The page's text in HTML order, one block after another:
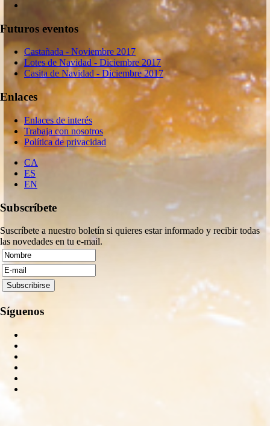
Futuros eventos
Castañada - Noviembre 2017
Lotes de Navidad - Diciembre 2017
Casita de Navidad - Diciembre 2017
Enlaces
Enlaces de interés
Trabaja con nosotros
Política de privacidad
CA
ES
EN
Subscríbete
Suscríbete a nuestro boletín si quieres estar informado y recibir todas
las novedades en tu e-mail.
Síguenos